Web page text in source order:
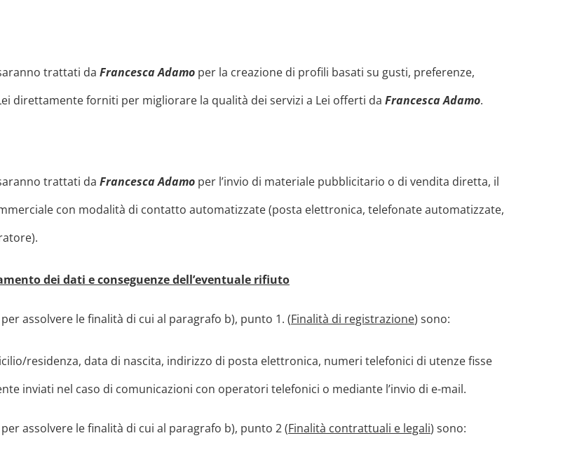
trattati da Francesca Adamo per la creazione di profili basati su gusti, preferenze,
direttamente forniti per migliorare la qualità dei servizi a Lei offerti da Francesca Adamo.
trattati da Francesca Adamo per l’invio di materiale pubblicitario o di vendita diretta, il
con modalità di contatto automatizzate (posta elettronica, telefonate automatizzate,
dei dati e conseguenze dell’eventuale rifiuto
per assolvere le finalità di cui al paragrafo b), punto 1. (Finalità di registrazione) sono:
residenza, data di nascita, indirizzo di posta elettronica, numeri telefonici di utenze fisse
inviati nel caso di comunicazioni con operatori telefonici o mediante l’invio di e-mail.
per assolvere le finalità di cui al paragrafo b), punto 2 (Finalità contrattuali e legali) sono: